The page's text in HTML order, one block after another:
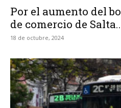
Por el aumento del
de comercio de
18 de octubre, 2024